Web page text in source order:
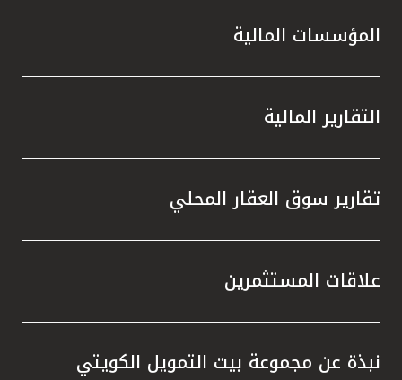
المؤسسات المالية
التقارير المالية
تقارير سوق العقار المحلي
علاقات المستثمرين
نبذة عن مجموعة بيت التمويل الكويتي